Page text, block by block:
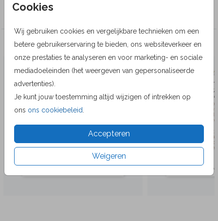
Cookies
Wij gebruiken cookies en vergelijkbare technieken om een
betere gebruikerservaring te bieden, ons websiteverkeer en
onze prestaties te analyseren en voor marketing- en sociale
mediadoeleinden (het weergeven van gepersonaliseerde
advertenties).
Je kunt jouw toestemming altijd wijzigen of intrekken op
ons ons cookiebeleid
Accepteren
Weigeren
Collectie
Veel gekozen producten